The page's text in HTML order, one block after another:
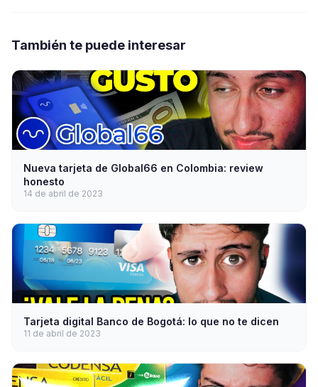
También te puede interesar
Nueva tarjeta de Global66 en Colombia: review
honesto
14 de abril de 2023
Tarjeta digital Banco de Bogotá: lo que no te dicen
11 de abril de 2023